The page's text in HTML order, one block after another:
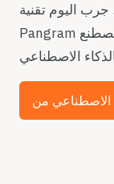
اليوم تقنية
Pangram المتطورة للكشف عن المحتوى المصطنع